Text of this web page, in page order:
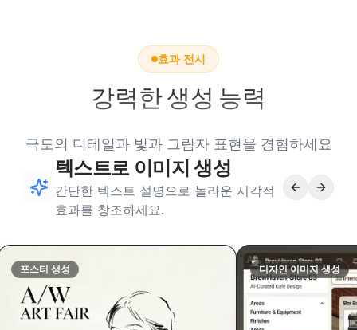
효과 전시
강력한 생성 능력
극도의 디테일과 빛과 그림자 표현을 경험하세요
텍스트로 이미지 생성
간단한 텍스트 설명으로 놀라운 시각적
효과를 창조하세요.
포스터 생성 디자인 이미지 생성